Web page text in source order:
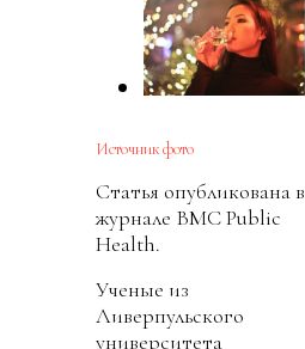
Источник фото
Статья опубликована в
журнале BMC Public
Health.
Ученые из
Ливерпульского
университета